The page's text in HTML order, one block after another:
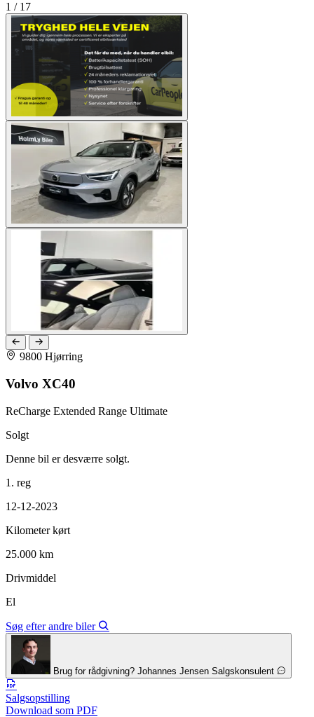
1 / 17
9800 Hjørring
Volvo XC40
ReCharge Extended Range Ultimate
Solgt
Denne bil er desværre solgt.
1. reg
12-12-2023
Kilometer kørt
25.000 km
Drivmiddel
El
Søg efter andre biler
Brug for rådgivning? Johannes Jensen Salgskonsulent
Salgsopstilling
Download som PDF